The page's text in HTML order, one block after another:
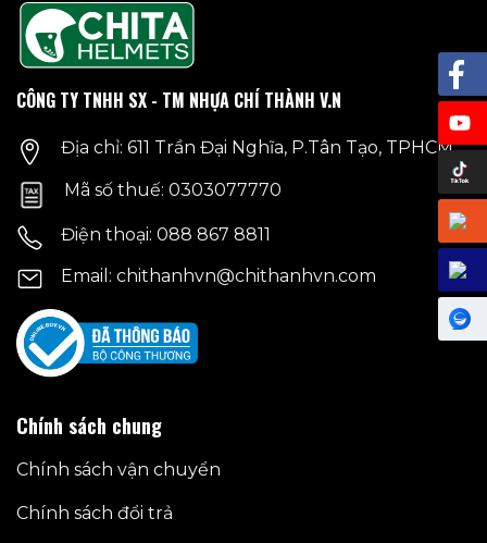
CÔNG TY TNHH SX - TM NHỰA CHÍ THÀNH V.N
Địa chỉ: 611 Trần Đại Nghĩa, P.Tân Tạo, TPHCM
Mã số thuế: 0303077770
Điện thoại: 088 867 8811
Email: chithanhvn@chithanhvn.com
Chính sách chung
Chính sách vận chuyển
Chính sách đổi trả